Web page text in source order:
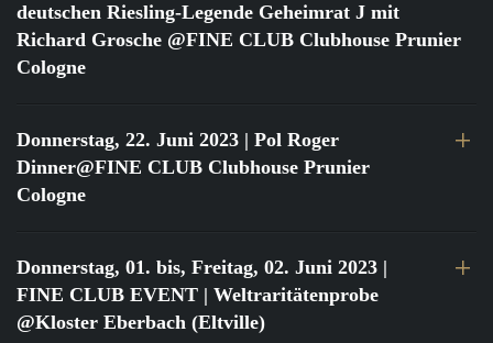
deutschen Riesling-Legende Geheimrat J mit
Richard Grosche @FINE CLUB Clubhouse Prunier
Cologne
Donnerstag, 22. Juni 2023 | Pol Roger
Dinner@FINE CLUB Clubhouse Prunier
Cologne
Donnerstag, 01. bis, Freitag, 02. Juni 2023 |
FINE CLUB EVENT | Weltraritätenprobe
@Kloster Eberbach (Eltville)